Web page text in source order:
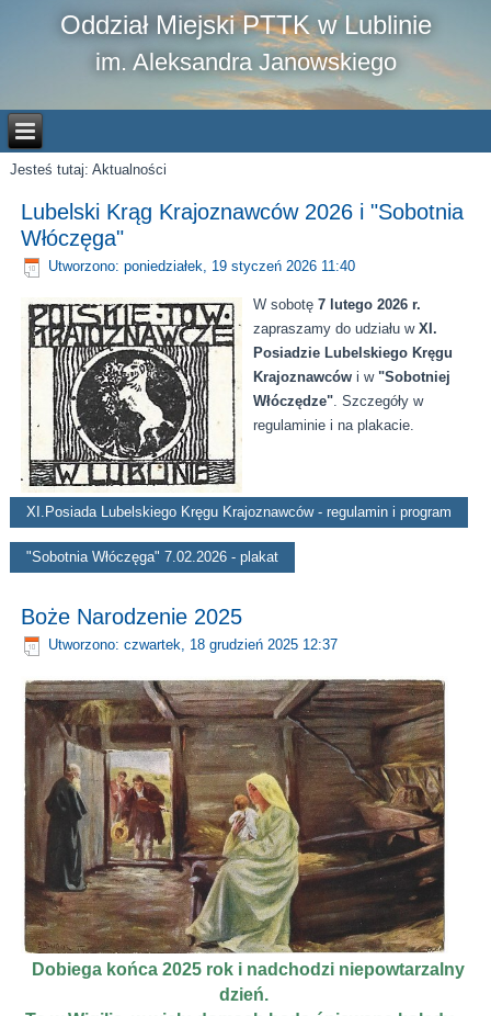
Oddział Miejski PTTK w Lublinie
im. Aleksandra Janowskiego
Jesteś tutaj:Aktualności
Lubelski Krąg Krajoznawców 2026 i "Sobotnia
Włóczęga"
Utworzono: poniedziałek, 19 styczeń 2026 11:40
W sobotę7 lutego 2026 r.
zapraszamy do udziału wXI.
Posiadzie Lubelskiego Kręgu
Krajoznawców i w"Sobotniej
Włóczędze". Szczegóły w
regulaminie i na plakacie.
XI.Posiada Lubelskiego Kręgu Krajoznawców - regulamin i program
"Sobotnia Włóczęga" 7.02.2026 - plakat
Boże Narodzenie 2025
Utworzono: czwartek, 18 grudzień 2025 12:37
Dobiega końca 2025 rok i nadchodzi niepowtarzalny
dzień.